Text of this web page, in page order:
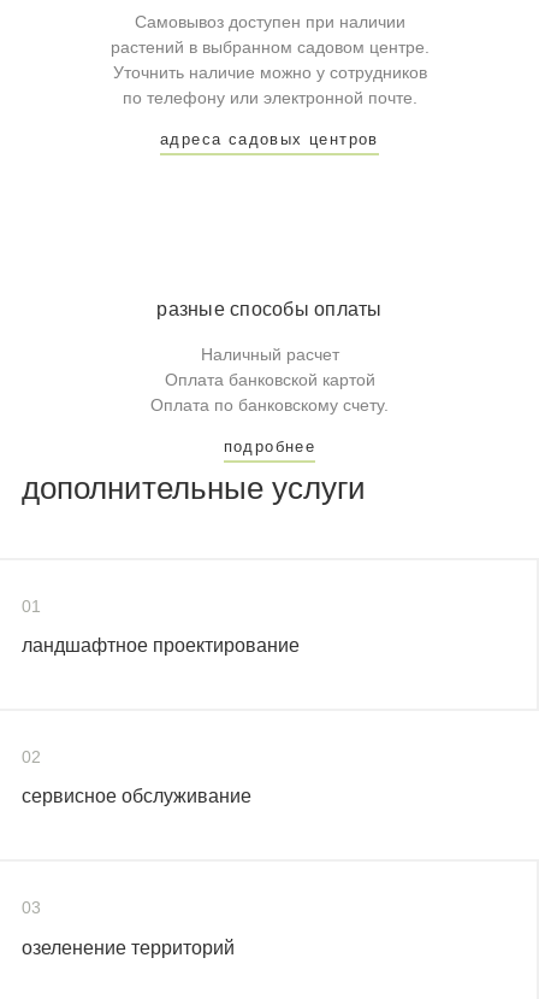
Самовывоз доступен при наличии
растений в выбранном садовом центре.
Уточнить наличие можно у сотрудников
по телефону или электронной почте.
адреса садовых центров
разные способы оплаты
Наличный расчет
Оплата банковской картой
Оплата по банковскому счету.
подробнее
дополнительные услуги
01
ландшафтное проектирование
02
сервисное обслуживание
03
озеленение территорий